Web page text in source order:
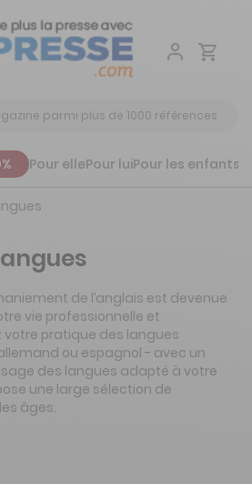
Aller
Pour ellePour luiPour les enfants
de l’anglais est devenue
vie professionnelle et
votre pratique des langues
ou espagnol - avec un
des langues adapté à votre
une large sélection de
âges.